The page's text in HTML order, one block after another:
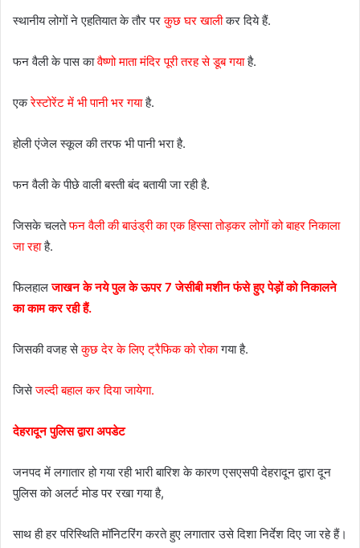
स्थानीय लोगों ने एहतियात के तौर परकुछ घर खालीकर दिये हैं.
फन वैली के पास कावैष्णो माता मंदिर पूरी तरह से डूब गयाहै.
एकरेस्टोरेंट में भी पानी भर गयाहै.
होली एंजेल स्कूल की तरफ भी पानी भरा है.
फन वैली के पीछे वाली बस्ती बंद बतायी जा रही है.
जिसके चलतेफन वैली की बाउंड्री का एक हिस्सा तोड़कर लोगों को बाहर निकाला
जा रहाहै.
फिलहालजाखन के नये पुल के ऊपर 7 जेसीबी मशीन फंसे हुए पेड़ों को निकालने
का काम कर रही हैं.
जिसकी वजह सेकुछ देर के लिए ट्रैफिक को रोकागया है.
जिसेजल्दी बहाल कर दिया जायेगा.
देहरादून पुलिस द्वारा अपडेट
जनपद में लगातार हो गया रही भारी बारिश के कारण एसएसपी देहरादून द्वारा दून
पुलिस को अलर्ट मोड पर रखा गया है,
साथ ही हर परिस्थिति मॉनिटरिंग करते हुए लगातार उसे दिशा निर्देश दिए जा रहे हैं।